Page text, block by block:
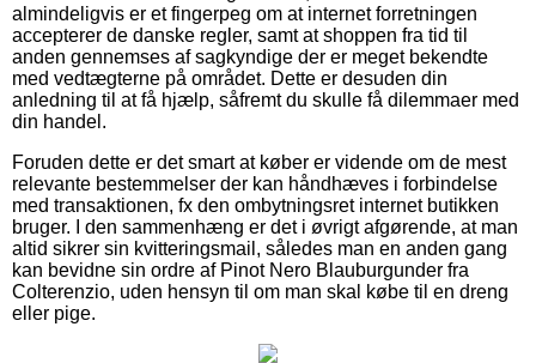
almindeligvis er et fingerpeg om at internet forretningen
accepterer de danske regler, samt at shoppen fra tid til
anden gennemses af sagkyndige der er meget bekendte
med vedtægterne på området. Dette er desuden din
anledning til at få hjælp, såfremt du skulle få dilemmaer med
din handel.
Foruden dette er det smart at køber er vidende om de mest
relevante bestemmelser der kan håndhæves i forbindelse
med transaktionen, fx den ombytningsret internet butikken
bruger. I den sammenhæng er det i øvrigt afgørende, at man
altid sikrer sin kvitteringsmail, således man en anden gang
kan bevidne sin ordre af Pinot Nero Blauburgunder fra
Colterenzio, uden hensyn til om man skal købe til en dreng
eller pige.